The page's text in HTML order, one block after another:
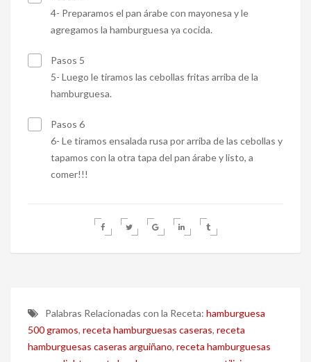
4- Preparamos el pan árabe con mayonesa y le
agregamos la hamburguesa ya cocida.
Pasos 5
5- Luego le tiramos las cebollas fritas arriba de la
hamburguesa.
Pasos 6
6- Le tiramos ensalada rusa por arriba de las cebollas y
tapamos con la otra tapa del pan árabe y listo, a
comer!!!
Palabras Relacionadas con la Receta: hamburguesa
500 gramos, receta hamburguesas caseras, receta
hamburguesas caseras arguiñano, receta hamburguesas